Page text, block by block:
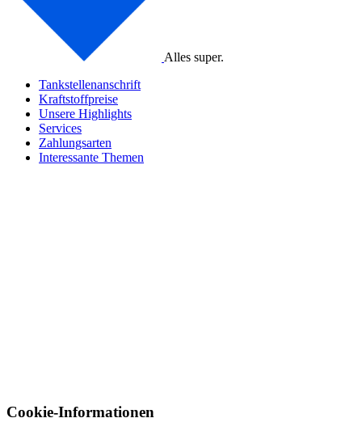
Alles super.
Tankstellenanschrift
Kraftstoffpreise
Unsere Highlights
Services
Zahlungsarten
Interessante Themen
Cookie-Informationen